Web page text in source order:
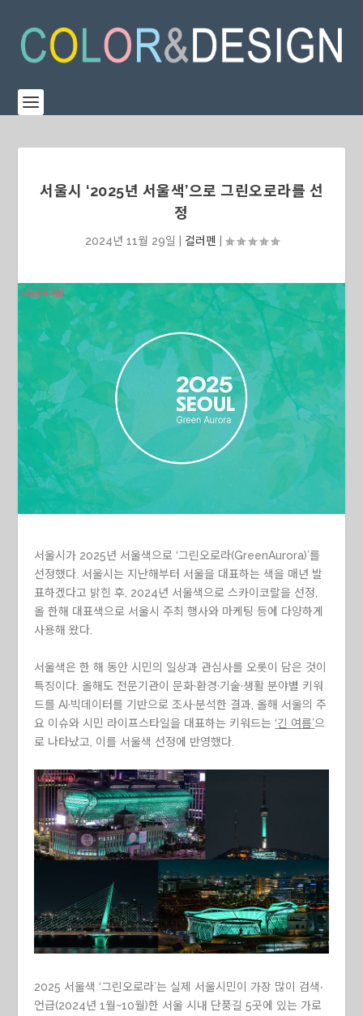
서울시 ‘2025년 서울색’으로 그린오로라를 선
정
2024년 11월 29일 컬러펜
서울시가 2025년 서울색으로‘그린오로라(GreenAurora)’를
선정했다. 서울시는 지난해부터 서울을 대표하는 색을 매년 발
표하겠다고 밝힌 후, 2024년 서울색으로 스카이코랄을 선정,
올 한해 대표색으로 서울시 주최 행사와 마케팅 등에 다양하게
사용해 왔다.
서울색은 한 해 동안 시민의 일상과 관심사를 오롯이 담은 것이
특징이다. 올해도 전문기관이 문화·환경·기술·생활 분야별 키워
드를 AI·빅데이터를 기반으로 조사·분석한 결과, 올해 서울의 주
요 이슈와 시민 라이프스타일을 대표하는 키워드는‘긴 여름’으
로 나타났고, 이를 서울색 선정에 반영했다.
2025 서울색 ‘그린오로라’는 실제 서울시민이 가장 많이 검색‧
언급(2024년 1월~10월)한 서울 시내 단풍길 5곳에 있는 가로